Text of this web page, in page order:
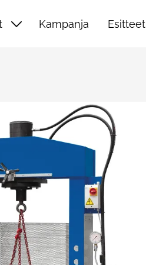
Kampanja Esitteet